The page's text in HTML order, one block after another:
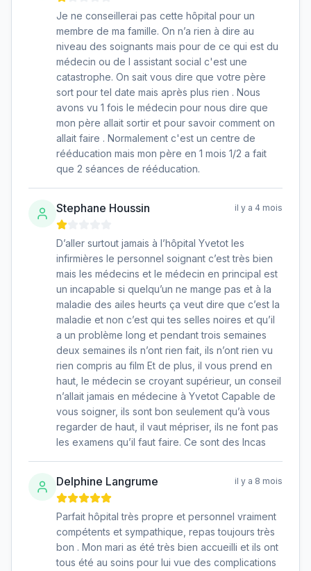
Je ne conseillerai pas cette hôpital pour un
membre de ma famille. On n’a rien à dire au
niveau des soignants mais pour de ce qui est du
médecin ou de l assistant social c'est une
catastrophe. On sait vous dire que votre père
sort pour tel date mais après plus rien . Nous
avons vu 1 fois le médecin pour nous dire que
mon père allait sortir et pour savoir comment on
allait faire . Normalement c'est un centre de
rééducation mais mon père en 1 mois 1/2 a fait
que 2 séances de rééducation.
Stephane Houssin il y a 4 mois
D’aller surtout jamais à l’hôpital Yvetot les
infirmières le personnel soignant c’est très bien
mais les médecins et le médecin en principal est
un incapable si quelqu’un ne mange pas et à la
maladie des ailes heurts ça veut dire que c’est la
maladie et non c’est qui tes selles noires et qu’il
a un problème long et pendant trois semaines
deux semaines ils n’ont rien fait, ils n’ont rien vu
rien compris au film Et de plus, il vous prend en
haut, le médecin se croyant supérieur, un conseil
n’allait jamais en médecine à Yvetot Capable de
vous soigner, ils sont bon seulement qu’à vous
regarder de haut, il vaut mépriser, ils ne font pas
les examens qu’il faut faire. Ce sont des Incas
Delphine Langrume il y a 8 mois
Parfait hôpital très propre et personnel vraiment
compétents et sympathique, repas toujours très
bon . Mon mari as été très bien accueilli et ils ont
tous été au soins pour lui vue des complications